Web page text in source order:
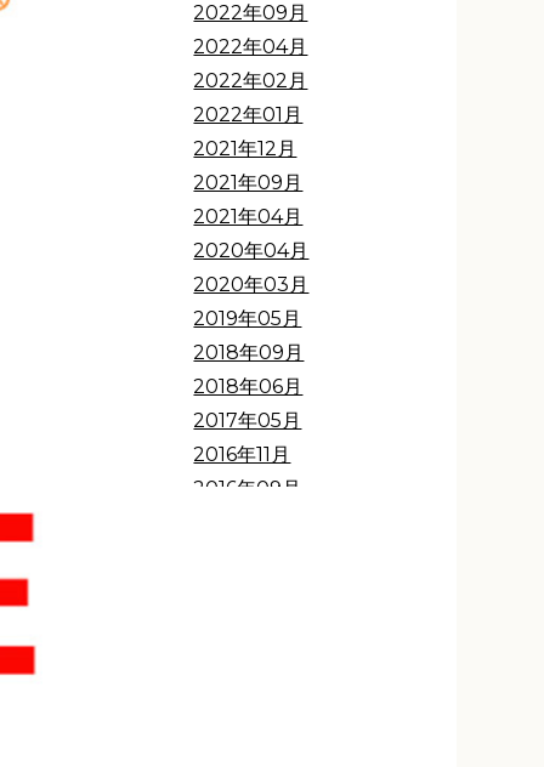
2022年09月
2022年04月
2022年02月
2022年01月
2021年12月
2021年09月
2021年04月
2020年04月
2020年03月
2019年05月
2018年09月
2018年06月
2017年05月
2016年11月
2016年09月